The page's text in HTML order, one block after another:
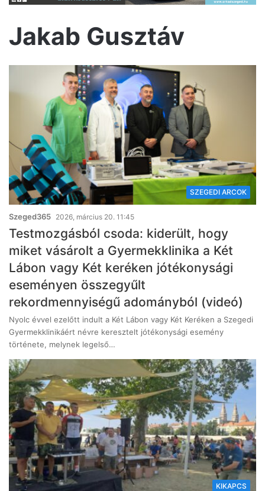
Jakab Gusztáv
SZEGEDI ARCOK
Szeged365 2026, március 20. 11:45
Testmozgásból csoda: kiderült, hogy
miket vásárolt a Gyermekklinika a Két
Lábon vagy Két keréken jótékonysági
eseményen összegyűlt
rekordmennyiségű adományból (videó)
Nyolc évvel ezelőtt indult a Két Lábon vagy Két Keréken a Szegedi
Gyermekklinikáért névre keresztelt jótékonysági esemény
története, melynek legelső…
KIKAPCS